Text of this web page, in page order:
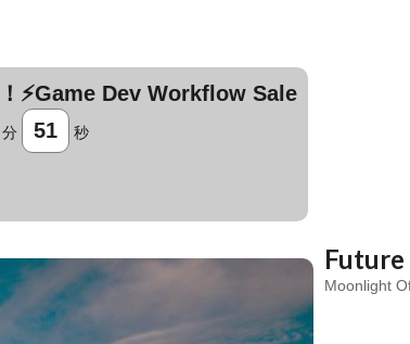
⚡️Game Dev Workflow Sale
分 50 秒
Moonlight